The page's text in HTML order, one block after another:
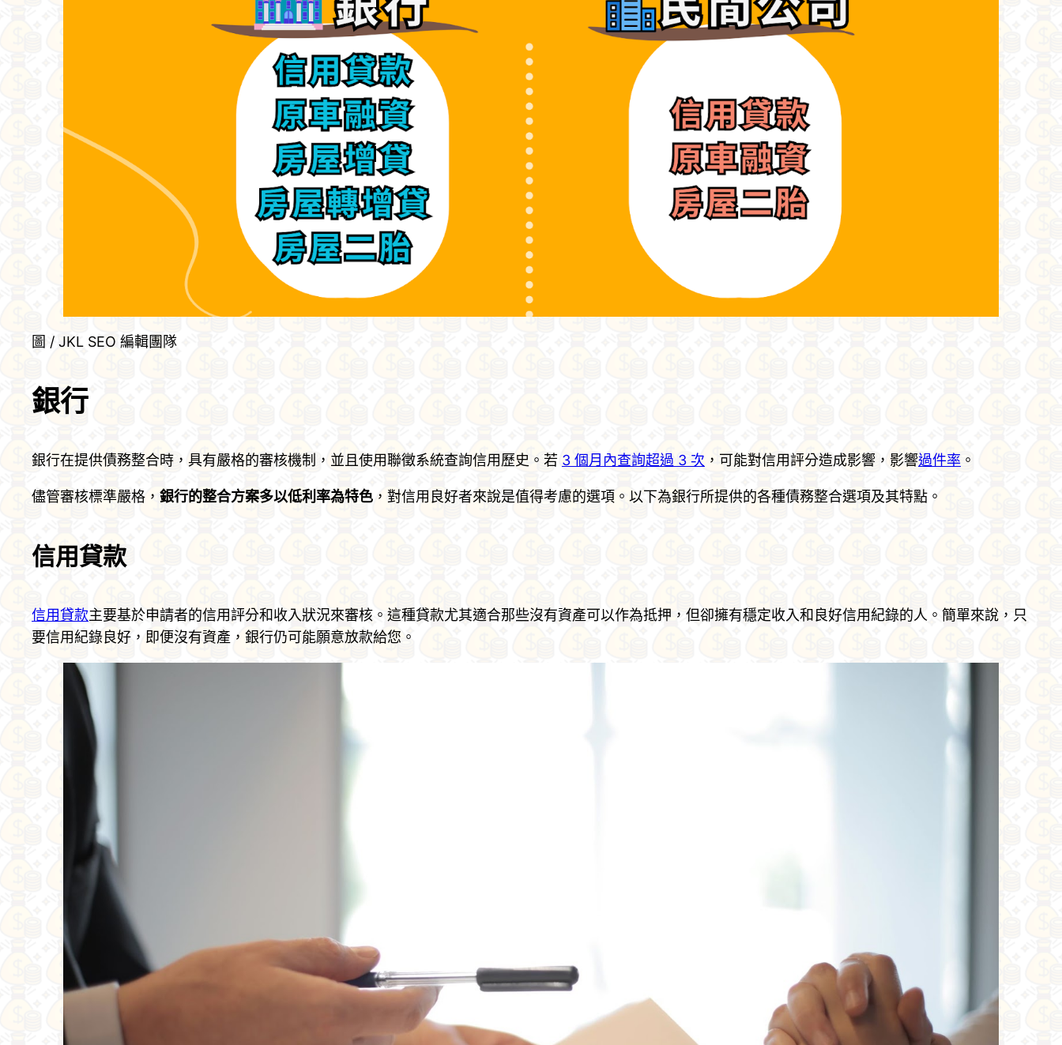
圖 / JKL SEO 編輯團隊
銀行
銀行在提供債務整合時，具有嚴格的審核機制，並且使用聯徵系統查詢信用歷史。若 3 個月內查詢超過 3 次 ，可能對信用評分造成影響，影響過件率 。
儘管審核標準嚴格， 銀行的整合方案多以低利率為特色 ，對信用良好者來說是值得考慮的選項。以下為銀行所提供的各種債務整合選項及其特點。
信用貸款
信用貸款主要基於申請者的信用評分和收入狀況來審核。這種貸款尤其適合那些沒有資產可以作為抵押，但卻擁有穩定收入和良好信用紀錄的人。簡單來說，只
要信用紀錄良好，即便沒有資產，銀行仍可能願意放款給您。